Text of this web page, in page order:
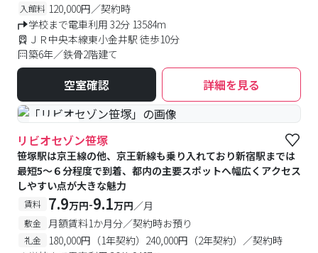
入館料 120,000円／契約時
学校まで電車利用 32分 13584m
ＪＲ中央本線東小金井駅 徒歩10分
築6年／鉄骨2階建て
空室確認 詳細を見る
#食事付き
リビオセゾン笹塚
笹塚駅は京王線の他、京王新線も乗り入れており新宿駅までは
最短5〜６分程度で到着、都内の主要スポットへ幅広くアクセス
しやすい点が大きな魅力
賃料 7.9万円-9.1万円／月
敷金 月額賃料1か月分／契約時お預り
礼金
180,000円（1年契約）240,000円（2年契約）／契約時